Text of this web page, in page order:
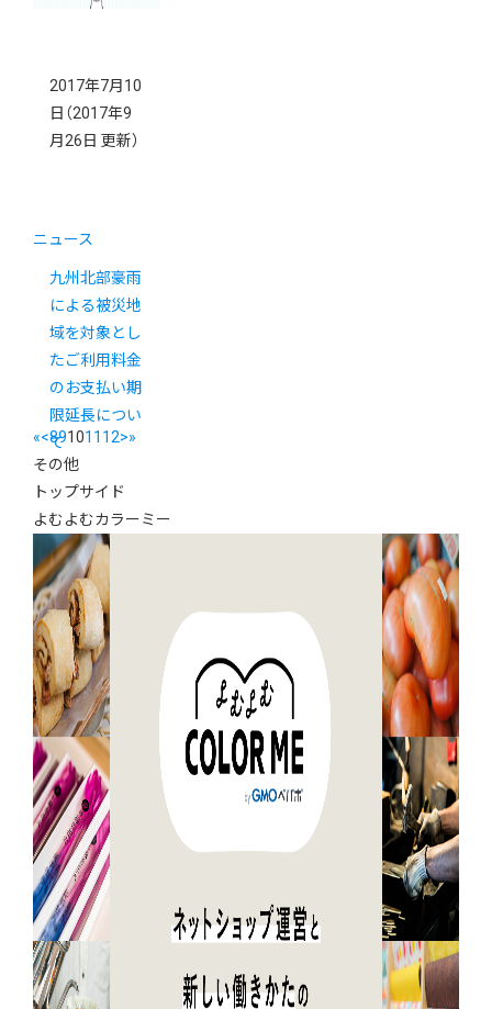
2017年7月10
日 （2017年9
月26日 更新）
ニュース
九州北部豪雨
による被災地
域を対象とし
たご利用料金
のお支払い期
限延長につい
て
«<891011 12>»
その他
トップサイド
よむよむカラーミー